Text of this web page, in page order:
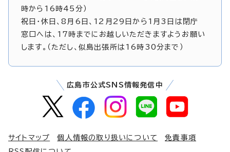
時から16時45分）
祝日・休日、8月6日、12月29日から1月3日は閉庁
窓口へは、17時までにお越しいただきますようお願い
します。（ただし、似島出張所は16時30分まで）
広島市公式SNS情報発信中
サイトマップ 個人情報の取り扱いについて
免責事項